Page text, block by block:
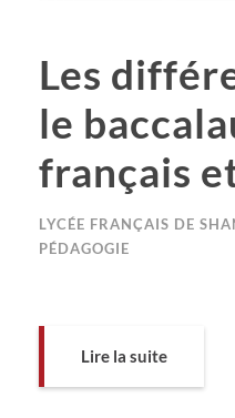
Les
le
français
LYCÉE FRANÇAIS DE
PÉDAGOGIE
Lire la suite